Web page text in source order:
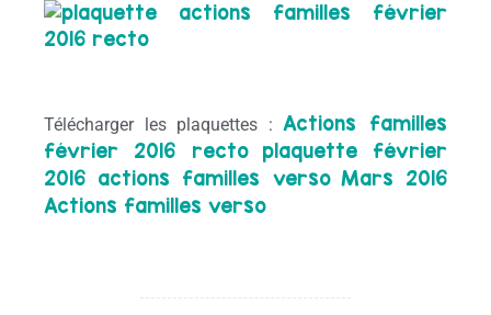
Télécharger les plaquettes :Actions familles
février 2016 recto
plaquette février
2016 actions familles verso Mars 2016
Actions familles verso